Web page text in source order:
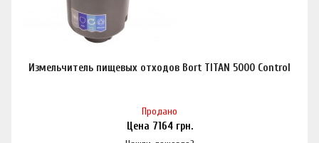
Измельчитель пищевых отходов Bort TITAN 5000 Control
Продано
Цена 7164грн.